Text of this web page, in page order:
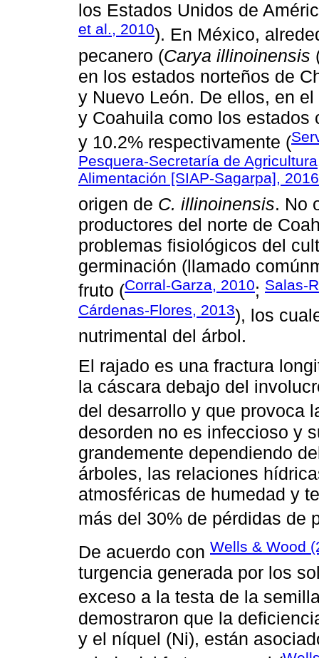
los Estados Unidos de
et al., 2010). En México,
pecanero (Carya illinoinensis
en los estados norteños de
y Nuevo León. De ellos, en
y Coahuila como los estados
y 10.2% respectivamente (
Pesquera-Secretaría de
Alimentación [SIAP-Sagarpa], 2016
origen de C. illinoinensis. No
productores del norte de
problemas fisiológicos del
germinación (llamado
fruto (Corral-Garza, 2010; Salas-
Cárdenas-Flores, 2013), los
nutrimental del árbol.
El rajado es una fractura
la cáscara debajo del
del desarrollo y que provoca
desorden no es infeccioso y
grandemente dependiendo
árboles, las relaciones
atmosféricas de humedad y
más del 30% de pérdidas de
De acuerdo con Wells & Wood
turgencia generada por los
exceso a la testa de la
demostraron que la
y el níquel (Ni), están